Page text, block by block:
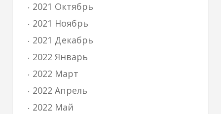
2021 Октябрь
2021 Ноябрь
2021 Декабрь
2022 Январь
2022 Март
2022 Апрель
2022 Май